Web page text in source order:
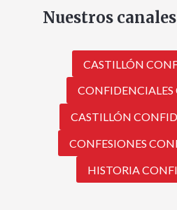
Nuestros
CASTILLÓN
CONFIDENCIALES
CASTILLÓN
CONFESIONES
HISTORIA